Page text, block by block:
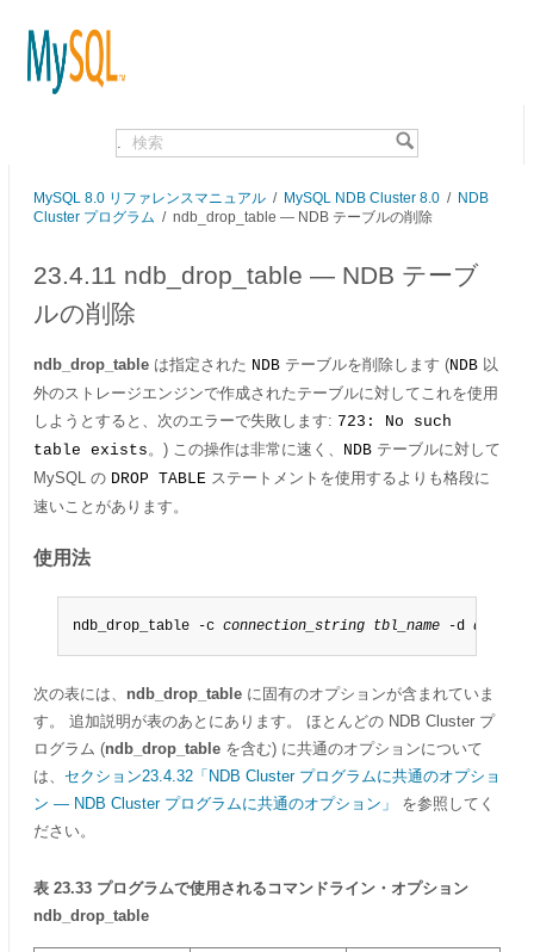
MySQL 8.0 リファレンスマニュアル / MySQL NDB Cluster 8.0 / NDB
Cluster プログラム / ndb_drop_table — NDB テーブルの削除
23.4.11 ndb_drop_table — NDB テーブ
ルの削除
ndb_drop_table は指定された NDB テーブルを削除します (NDB 以
外のストレージエンジンで作成されたテーブルに対してこれを使用
しようとすると、次のエラーで失敗します: 723: No such
table exists。) この操作は非常に速く、 NDB テーブルに対して
MySQL の DROP TABLE ステートメントを使用するよりも格段に
速いことがあります。
使用法
ndb_drop_table -c connection_string tbl_name -d db_name
次の表には、 ndb_drop_table に固有のオプションが含まれていま
す。 追加説明が表のあとにあります。 ほとんどの NDB Cluster プ
ログラム (ndb_drop_table を含む) に共通のオプションについて
は、 セクション23.4.32「NDB Cluster プログラムに共通のオプショ
ン — NDB Cluster プログラムに共通のオプション」
を参照してく
ださい。
表 23.33 プログラムで使用されるコマンドライン・オプション
ndb_drop_table